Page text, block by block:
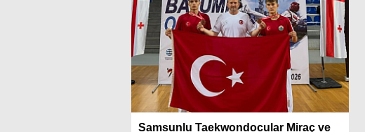
Samsunlu Taekwondocular Miraç ve